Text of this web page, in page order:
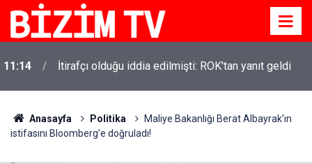
11:14 İtirafçı olduğu iddia edilmişti: ROK'tan yanıt geldi
Anasayfa Politika
Maliye Bakanlığı Berat Albayrak’ın
istifasını Bloomberg’e doğruladı!